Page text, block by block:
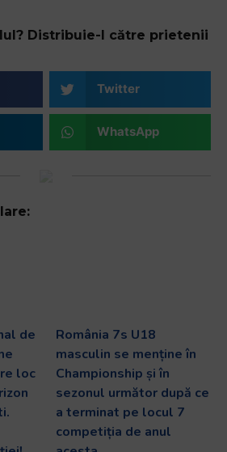
Distribuie-l către prietenii
Twitter
WhatsApp
de
loc
România 7s U18
masculin se menține în
Championship și în
sezonul următor după ce
a terminat pe locul 7
competiția de anul